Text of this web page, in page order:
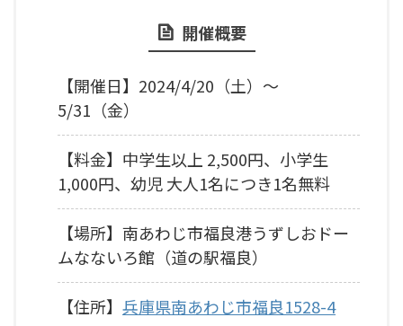
開催概要
【開催日】2024/4/20（土）～
5/31（金）
【料金】中学生以上 2,500円、小学生
1,000円、幼児 大人1名につき1名無料
【場所】南あわじ市福良港うずしおドー
ムなないろ館（道の駅福良）
【住所】 兵庫県南あわじ市福良1528-4